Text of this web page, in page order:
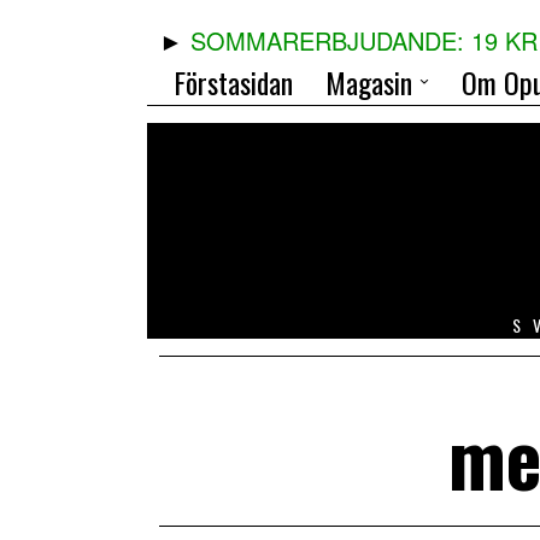
SOMMARERBJUDANDE: 19
Förstasidan Magasin Om